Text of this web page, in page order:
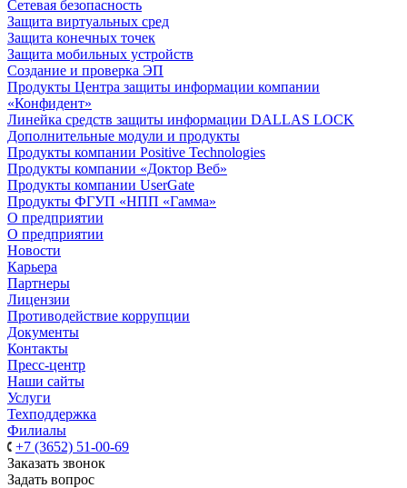
Сетевая безопасность
Защита виртуальных сред
Защита конечных точек
Защита мобильных устройств
Создание и проверка ЭП
Продукты Центра защиты информации компании
«Конфидент»
Линейка средств защиты информации DALLAS LOCK
Дополнительные модули и продукты
Продукты компании Positive Technologies
Продукты компании «Доктор Веб»
Продукты компании UserGate
Продукты ФГУП «НПП «Гамма»
О предприятии
О предприятии
Новости
Карьера
Партнеры
Лицензии
Противодействие коррупции
Документы
Контакты
Пресс-центр
Наши сайты
Услуги
Техподдержка
Филиалы
+7 (3652) 51-00-69
Заказать звонок
Задать вопрос